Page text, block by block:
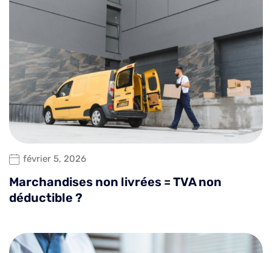
février 5, 2026
Marchandises non livrées = TVA non
déductible ?